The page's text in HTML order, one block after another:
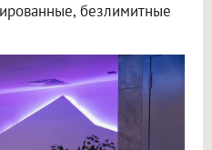
безлимитные